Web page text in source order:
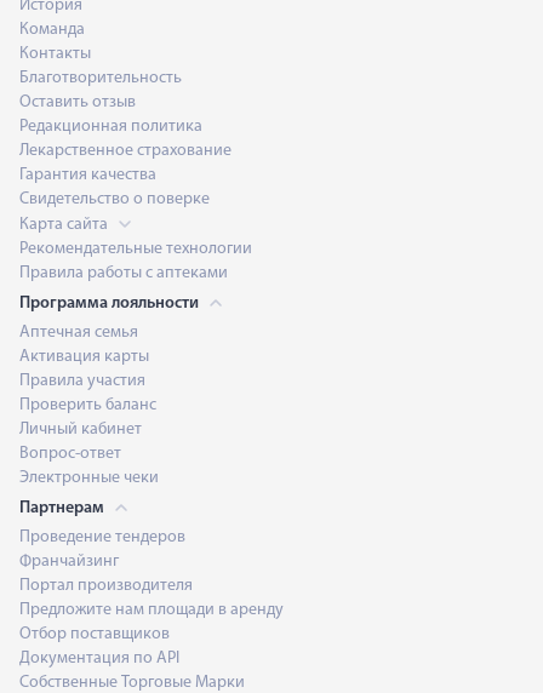
История
Команда
Контакты
Благотворительность
Оставить отзыв
Редакционная политика
Лекарственное страхование
Гарантия качества
Свидетельство о поверке
Карта сайта
Рекомендательные технологии
Правила работы с аптеками
Программа лояльности
Аптечная семья
Активация карты
Правила участия
Проверить баланс
Личный кабинет
Вопрос-ответ
Электронные чеки
Партнерам
Проведение тендеров
Франчайзинг
Портал производителя
Предложите нам площади в аренду
Отбор поставщиков
Документация по API
Собственные Торговые Марки